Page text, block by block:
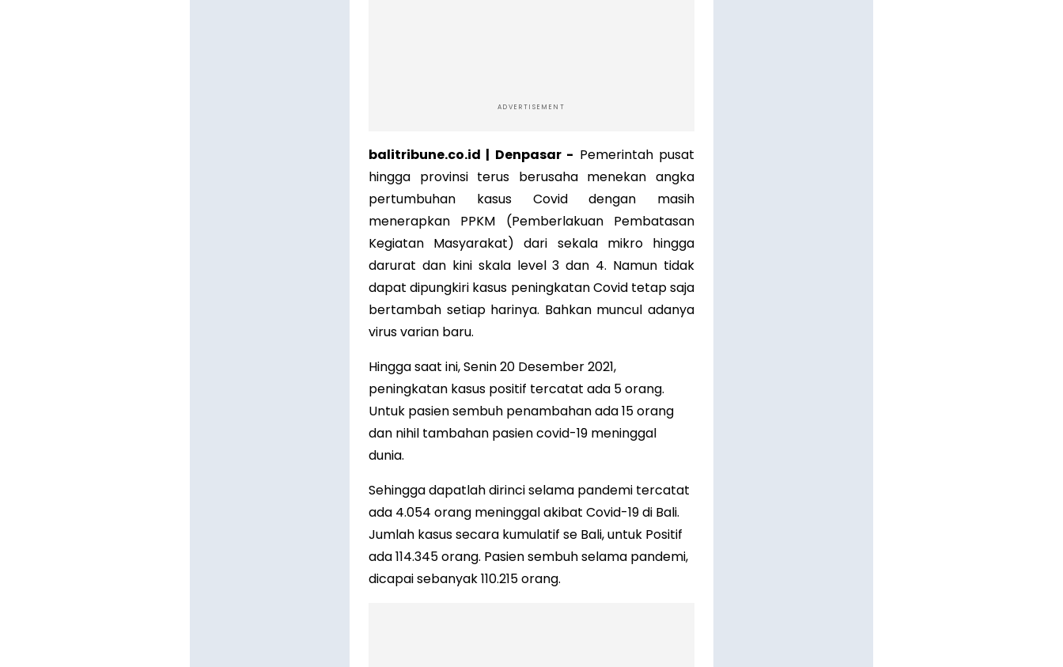
ADVERTISEMENT
balitribune.co.id | Denpasar - Pemerintah pusat
hingga provinsi terus berusaha menekan angka
pertumbuhan kasus Covid dengan masih
menerapkan PPKM (Pemberlakuan Pembatasan
Kegiatan Masyarakat) dari sekala mikro hingga
darurat dan kini skala level 3 dan 4. Namun tidak
dapat dipungkiri kasus peningkatan Covid tetap saja
bertambah setiap harinya. Bahkan muncul adanya
virus varian baru.
Hingga saat ini, Senin 20 Desember 2021,
peningkatan kasus positif tercatat ada 5 orang.
Untuk pasien sembuh penambahan ada 15 orang
dan nihil tambahan pasien covid-19 meninggal
dunia.
Sehingga dapatlah dirinci selama pandemi tercatat
ada 4.054 orang meninggal akibat Covid-19 di Bali.
Jumlah kasus secara kumulatif se Bali, untuk Positif
ada 114.345 orang. Pasien sembuh selama pandemi,
dicapai sebanyak 110.215 orang.